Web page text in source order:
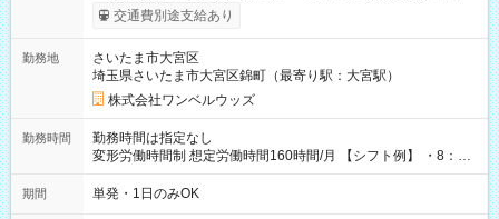
いOK！（規定あり） ┗働いたその日に現金GET♪ お仕事後はコ
ンビニATMから 日払い分を引き落とせます！ 【試用期間】試
交通費別途支給あり
勤務地
さいたま市大宮区
埼玉県さいたま市大宮区錦町（最寄り駅：大宮駅）
株式会社ワンベルウッズ
勤務時間
勤務時間は指定なし
変形労働時間制 想定労働時間160時間/月 【シフト例】 ・8：00
～21：00
期間 単発・1日のみOK